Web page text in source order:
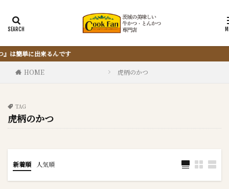
HOME 虎柄のかつ
TAG
虎柄のかつ
新着順 人気順